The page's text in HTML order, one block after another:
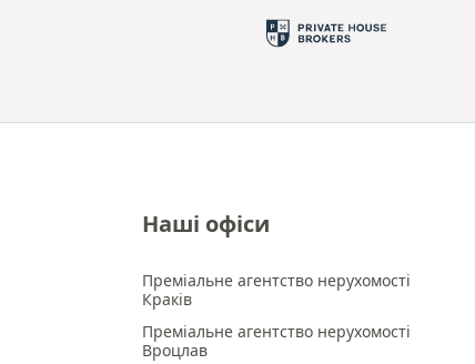
Наші офіси
Преміальне агентство нерухомості
Краків
Преміальне агентство нерухомості
Вроцлав